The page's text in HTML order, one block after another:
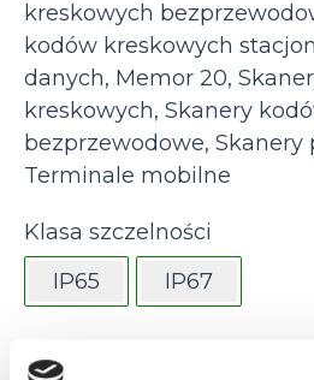
kreskowych
kodów kreskowych
danych, Memor 20,
kreskowych, Skanery
bezprzewodowe, Skanery
Terminale mobilne
Klasa szczelności
IP65
IP67
Kolor obudowy